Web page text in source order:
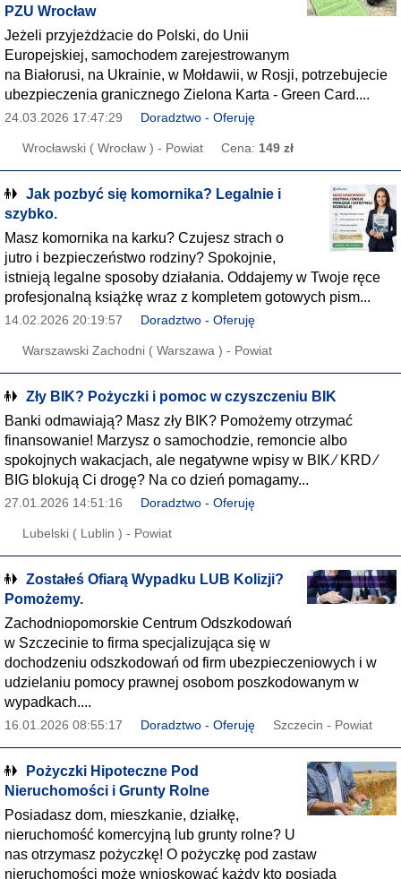
PZU Wrocław
Jeżeli przyjeżdżacie do Polski, do Unii
Europejskiej, samochodem zarejestrowanym
na Białorusi, na Ukrainie, w Mołdawii, w Rosji, potrzebujecie
ubezpieczenia granicznego Zielona Karta - Green Card....
24.03.2026 17:47:29 Doradztwo - Oferuję
Wrocławski ( Wrocław ) - Powiat Cena: 149 zł
Jak pozbyć się komornika? Legalnie i
szybko.
Masz komornika na karku? Czujesz strach o
jutro i bezpieczeństwo rodziny? Spokojnie,
istnieją legalne sposoby działania. Oddajemy w Twoje ręce
profesjonalną książkę wraz z kompletem gotowych pism...
14.02.2026 20:19:57 Doradztwo - Oferuję
Warszawski Zachodni ( Warszawa ) - Powiat
Zły BIK? Pożyczki i pomoc w czyszczeniu BIK
Banki odmawiają? Masz zły BIK? Pomożemy otrzymać
finansowanie! Marzysz o samochodzie, remoncie albo
spokojnych wakacjach, ale negatywne wpisy w BIK ∕ KRD ∕
BIG blokują Ci drogę? Na co dzień pomagamy...
27.01.2026 14:51:16 Doradztwo - Oferuję
Lubelski ( Lublin ) - Powiat
Zostałeś Ofiarą Wypadku LUB Kolizji?
Pomożemy.
Zachodniopomorskie Centrum Odszkodowań
w Szczecinie to firma specjalizująca się w
dochodzeniu odszkodowań od firm ubezpieczeniowych i w
udzielaniu pomocy prawnej osobom poszkodowanym w
wypadkach....
16.01.2026 08:55:17 Doradztwo - Oferuję Szczecin - Powiat
Pożyczki Hipoteczne Pod
Nieruchomości i Grunty Rolne
Posiadasz dom, mieszkanie, działkę,
nieruchomość komercyjną lub grunty rolne? U
nas otrzymasz pożyczkę! O pożyczkę pod zastaw
nieruchomości może wnioskować każdy kto posiada